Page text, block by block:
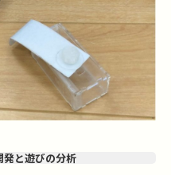
発と遊びの分析